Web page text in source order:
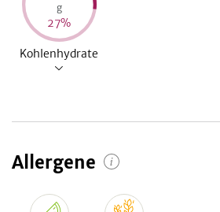
g
27%
Kohlenhydrate
Allergene